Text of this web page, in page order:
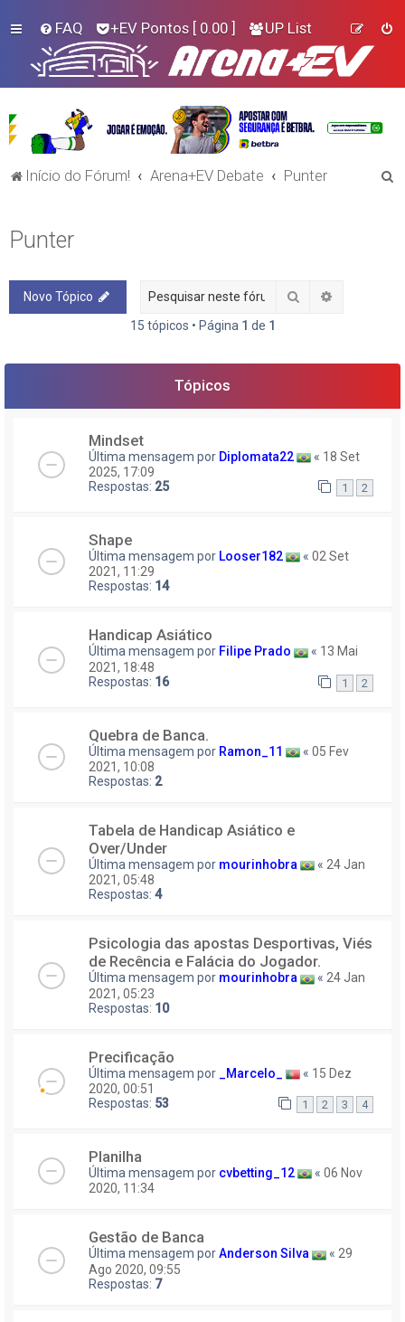
FAQ +EV Pontos [ 0.00 ] UP List
Início do Fórum! Arena+EV Debate Punter
Punter
Novo Tópico Pesquisar
15 tópicos • Página 1 de 1
Tópicos
Mindset
Última mensagem por Diplomata22 « 18 Set
2025, 17:09
Respostas: 25 1 2
Shape
Última mensagem por Looser182 « 02 Set
2021, 11:29
Respostas: 14
Handicap Asiático
Última mensagem por Filipe Prado « 13 Mai
2021, 18:48
Respostas: 16 1 2
Quebra de Banca.
Última mensagem por Ramon_11 « 05 Fev
2021, 10:08
Respostas: 2
Tabela de Handicap Asiático e
Over/Under
Última mensagem por mourinhobra « 24 Jan
2021, 05:48
Respostas: 4
Psicologia das apostas Desportivas, Viés
de Recência e Falácia do Jogador.
Última mensagem por mourinhobra « 24 Jan
2021, 05:23
Respostas: 10
Precificação
Última mensagem por _Marcelo_ « 15 Dez
2020, 00:51
Respostas: 53 1 2 3 4
Planilha
Última mensagem por cvbetting_12 « 06 Nov
2020, 11:34
Gestão de Banca
Última mensagem porAnderson Silva « 29
Ago 2020, 09:55
Respostas: 7